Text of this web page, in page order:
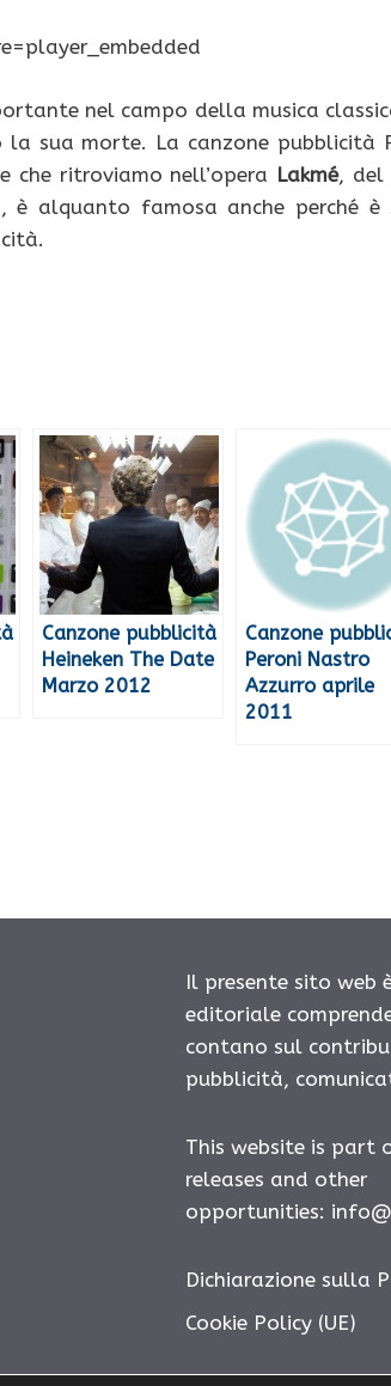
nel campo della musica
sua morte. La canzone pubblicità
che ritroviamo nell’opera Lakmé, del
è alquanto famosa anche perché è
Canzone pubblicità
Heineken The Date
Marzo 2012
Canzone
Peroni Nastro
Azzurro aprile
2011
Il presente sito web
editoriale
contano sul
pubblicità,
This website is part
releases and other
opportunities:
Dichiarazione sulla
Cookie Policy (UE)